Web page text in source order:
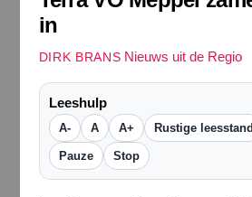
in
DIRK BRANS Nieuws uit de Regio
Leeshulp
A- A A+ Rustige leesstand
Pauze Stop